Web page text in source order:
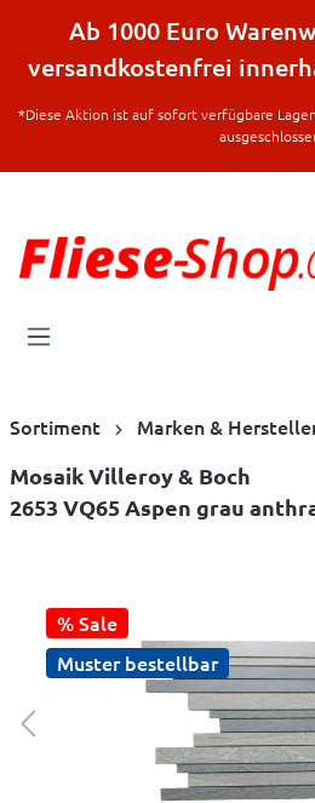
springen
Ab 1000 Euro
versandkostenfrei
*Diese Aktion ist auf sofort verfügbare
Sortiment Marken &
Mosaik Villeroy & Boch
2653 VQ65 Aspen grau
% Sale
Muster bestellbar